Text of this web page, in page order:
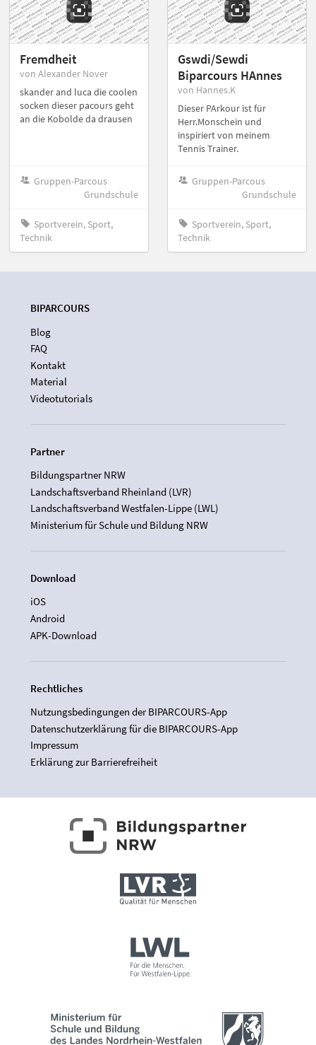
Fremdheit
von Alexander Nover
skander and luca die coolen
socken dieser pacours geht
an die Kobolde da drausen
Gruppen-Parcous
Grundschule
Sportverein, Sport,
Technik
Gswdi/Sewdi
Biparcours HAnnes
von Hannes.K
Dieser PArkour ist für
Herr.Monschein und
inspiriert von meinem
Tennis Trainer.
Gruppen-Parcous
Grundschule
Sportverein, Sport,
Technik
BIPARCOURS
Blog
FAQ
Kontakt
Material
Videotutorials
Partner
Bildungspartner NRW
Landschaftsverband Rheinland (LVR)
Landschaftsverband Westfalen-Lippe (LWL)
Ministerium für Schule und Bildung NRW
Download
iOS
Android
APK-Download
Rechtliches
Nutzungsbedingungen der BIPARCOURS-App
Datenschutzerklärung für die BIPARCOURS-App
Impressum
Erklärung zur Barrierefreiheit